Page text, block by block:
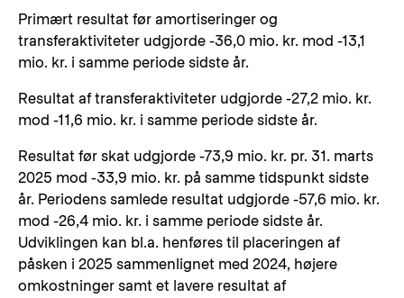
Primært resultat før amortiseringer og
transferaktiviteter udgjorde -36,0 mio. kr. mod -13,1
mio. kr. i samme periode sidste år.
Resultat af transferaktiviteter udgjorde -27,2 mio. kr.
mod -11,6 mio. kr. i samme periode sidste år.
Resultat før skat udgjorde -73,9 mio. kr. pr. 31. marts
2025 mod -33,9 mio. kr. på samme tidspunkt sidste
år. Periodens samlede resultat udgjorde -57,6 mio. kr.
mod -26,4 mio. kr. i samme periode sidste år.
Udviklingen kan bl.a. henføres til placeringen af
påsken i 2025 sammenlignet med 2024, højere
omkostninger samt et lavere resultat af